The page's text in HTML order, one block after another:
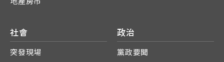
社會
突發現場
政治
黨政要聞